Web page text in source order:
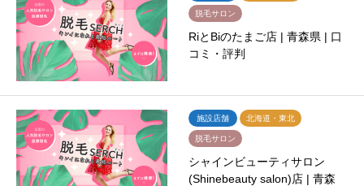
脱毛サロン
RiとBiのたまご店 | 青森県 | 口
コミ・評判
施設店舗 北海道・東北
脱毛サロン
シャインビューティサロン
(Shinebeauty salon)店 | 青森